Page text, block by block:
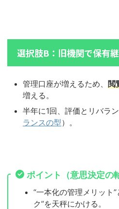
選択肢B：旧機関で保有継
管理口座が増えるため、 閲
増える。
半年に1回、評価とリバラ
ランスの型）。
ポイント（意思決定の
“一本化の管理メリット
ク”を天秤にかける。